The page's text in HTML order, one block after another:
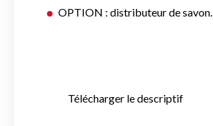
OPTION : distributeur de savon.
Télécharger le descriptif